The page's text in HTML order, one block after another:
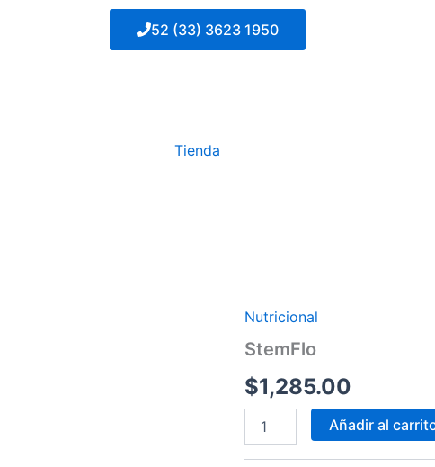
52 (33) 3623 1950
Tienda
Nutricional
StemFlo
$1,285.00
StemFlo
Añadir al